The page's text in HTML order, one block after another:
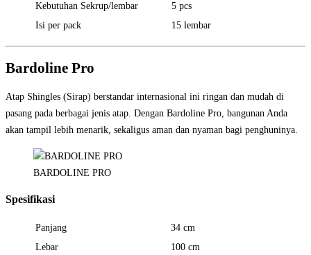
Kebutuhan Sekrup/lembar
5 pcs
Isi per pack
15 lembar
Bardoline Pro
Atap Shingles (Sirap) berstandar internasional ini ringan dan mudah di
pasang pada berbagai jenis atap. Dengan Bardoline Pro, bangunan Anda
akan tampil lebih menarik, sekaligus aman dan nyaman bagi penghuninya.
BARDOLINE PRO
Spesifikasi
Panjang
34 cm
Lebar
100 cm